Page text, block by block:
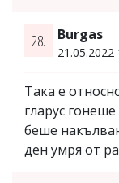
28. Burgas
21.05.2022
Така е
гларус
беше
ден умря от